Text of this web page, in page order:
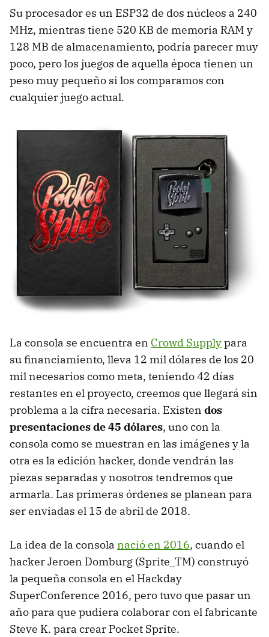
Su procesador es un ESP32 de dos núcleos a 240
MHz, mientras tiene 520 KB de memoria RAM y
128 MB de almacenamiento, podría parecer muy
poco, pero los juegos de aquella época tienen un
peso muy pequeño si los comparamos con
cualquier juego actual.
La consola se encuentra en Crowd Supplypara
su financiamiento, lleva 12 mil dólares de los 20
mil necesarios como meta, teniendo 42 días
restantes en el proyecto, creemos que llegará sin
problema a la cifra necesaria. Existen dos
presentaciones de 45 dólares, uno con la
consola como se muestran en las imágenes y la
otra es la edición hacker, donde vendrán las
piezas separadas y nosotros tendremos que
armarla. Las primeras órdenes se planean para
ser enviadas el 15 de abril de 2018.
La idea de la consola nació en 2016, cuando el
hacker Jeroen Domburg (Sprite_TM) construyó
la pequeña consola en el Hackday
SuperConference 2016, pero tuvo que pasar un
año para que pudiera colaborar con el fabricante
Steve K. para crear Pocket Sprite.